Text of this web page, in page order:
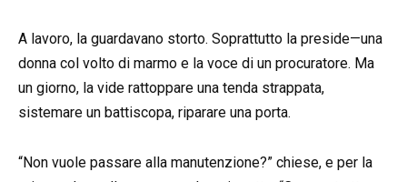
A lavoro, la guardavano storto. Soprattutto la preside—una
donna col volto di marmo e la voce di un procuratore. Ma
un giorno, la vide rattoppare una tenda strappata,
sistemare un battiscopa, riparare una porta.
“Non vuole passare alla manutenzione?” chiese, e per la